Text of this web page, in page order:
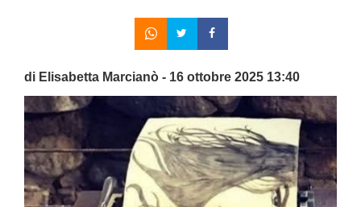
di Elisabetta Marcianò - 16 ottobre 2025 13:40